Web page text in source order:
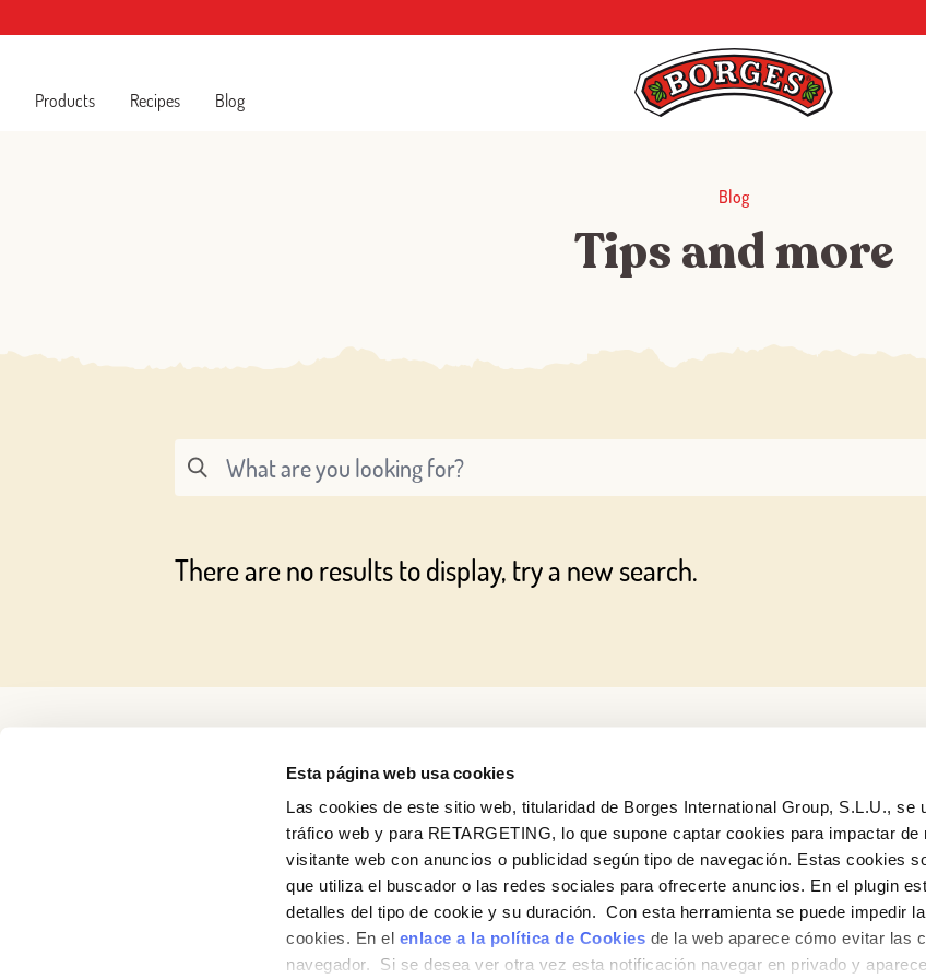
Esta página web usa cookies
Las cookies de este sitio web, titularidad de Borges International Group, S.L.U., se
tráfico web y para RETARGETING, lo que supone captar cookies para impactar de
visitante web con anuncios o publicidad según tipo de navegación. Estas cookies
que utiliza el buscador o las redes sociales para ofrecerte anuncios. En el plugin
detalles del tipo de cookie y su duración. Con esta herramienta se puede impedir
cookies. En el enlace a la política de Cookies de la web aparece cómo evitar las
navegador. Si se desea ver otra vez esta notificación navegar en privado y
Products Recipes Blog
Blog
Tips and more
There are no results to display, try a new search.